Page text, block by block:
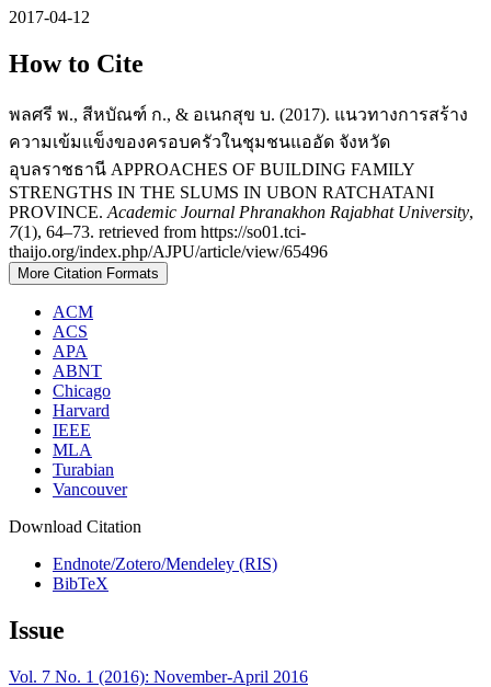
2017-04-12
How to Cite
พลศรี พ., สีหบัณฑ์ ก., & อเนกสุข บ. (2017). แนวทางการสร้าง
ความเข้มแข็งของครอบครัวในชุมชนแออัด จังหวัด
อุบลราชธานี APPROACHES OF BUILDING FAMILY
STRENGTHS IN THE SLUMS IN UBON RATCHATANI
PROVINCE. Academic Journal Phranakhon Rajabhat University,
7(1), 64–73. retrieved from https://so01.tci-
thaijo.org/index.php/AJPU/article/view/65496
More Citation Formats
ACM
ACS
APA
ABNT
Chicago
Harvard
IEEE
MLA
Turabian
Vancouver
Download Citation
Endnote/Zotero/Mendeley (RIS)
BibTeX
Issue
Vol. 7 No. 1 (2016): November-April 2016